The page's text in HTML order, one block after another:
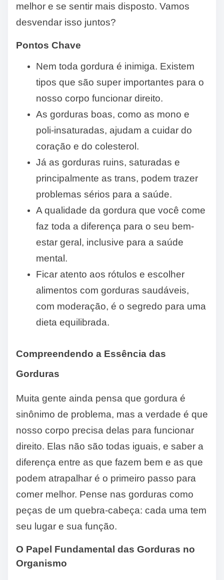
melhor e se sentir mais disposto. Vamos
desvendar isso juntos?
Pontos Chave
Nem toda gordura é inimiga. Existem
tipos que são super importantes para o
nosso corpo funcionar direito.
As gorduras boas, como as mono e
poli-insaturadas, ajudam a cuidar do
coração e do colesterol.
Já as gorduras ruins, saturadas e
principalmente as trans, podem trazer
problemas sérios para a saúde.
A qualidade da gordura que você come
faz toda a diferença para o seu bem-
estar geral, inclusive para a saúde
mental.
Ficar atento aos rótulos e escolher
alimentos com gorduras saudáveis,
com moderação, é o segredo para uma
dieta equilibrada.
Compreendendo a Essência das
Gorduras
Muita gente ainda pensa que gordura é
sinônimo de problema, mas a verdade é que
nosso corpo precisa delas para funcionar
direito. Elas não são todas iguais, e saber a
diferença entre as que fazem bem e as que
podem atrapalhar é o primeiro passo para
comer melhor. Pense nas gorduras como
peças de um quebra-cabeça: cada uma tem
seu lugar e sua função.
O Papel Fundamental das Gorduras no
Organismo